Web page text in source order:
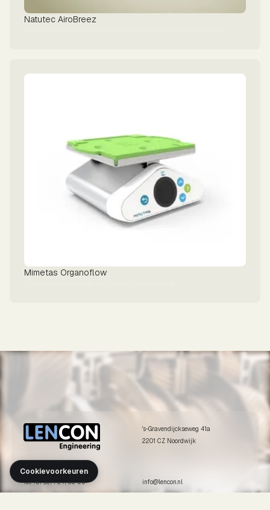
Natutec AiroBreez
Mimetas Organoflow
's-Gravendijckseweg 41a
2201 CZ Noordwijk
Tel. +31 (0)71 341 65 55 info@lencon.nl
Cookievoorkeuren